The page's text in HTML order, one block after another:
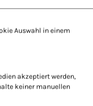
- HP
Auswahl in einem
akzeptiert werden,
keiner manuellen